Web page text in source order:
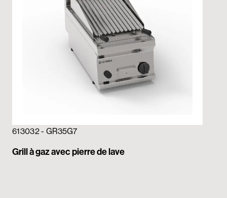
613032 - GR35G7
Grill à gaz avec pierre de lave